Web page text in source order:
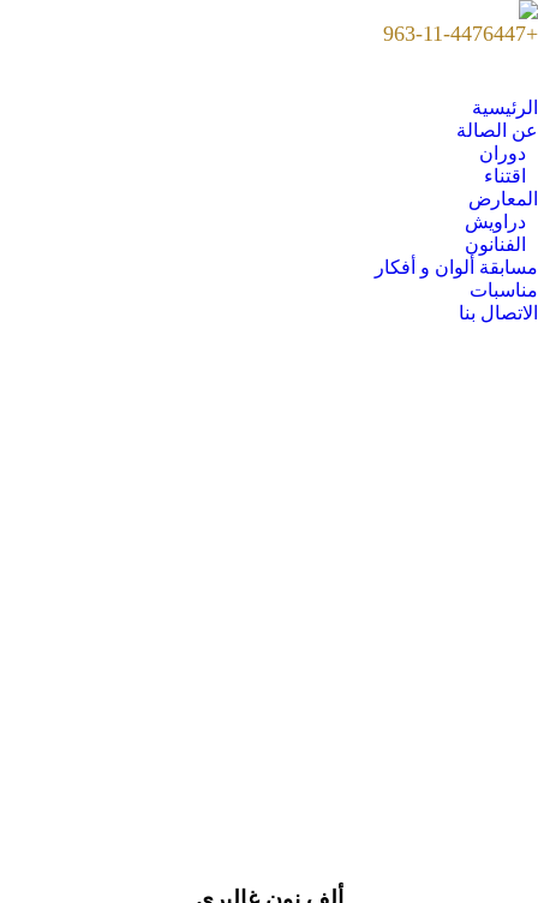
+963-11-4476447
الرئيسية
عن الصالة
دوران
اقتناء
المعارض
دراويش
الفنانون
مسابقة ألوان و أفكار
مناسبات
الاتصال بنا